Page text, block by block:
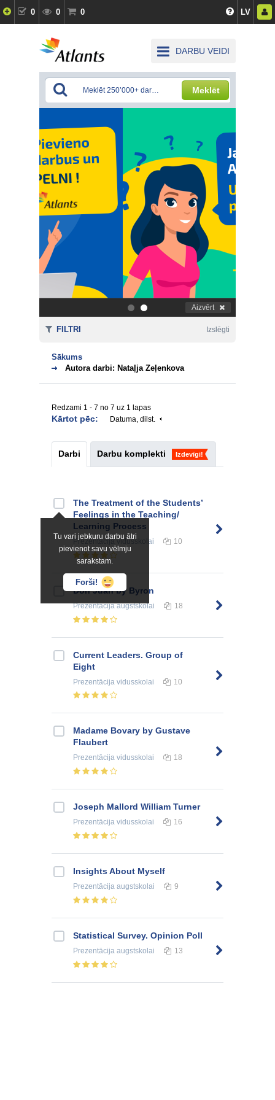
0 0 0 LV
DARBU VEIDI
Meklēt
. Aizvērt
Sākums
Autora darbi: Nataļja Zeļenkova
Redzami 1 - 7 no 7 uz 1 lapas
Kārtot pēc: Datuma, dilst.
Darbi Darbu komplekti Izdevīgi!
Tu vari jebkuru darbu ātri
pievienot savu vēlmju
sarakstam.
Forši!
The Treatment of the Students’
Feelings in the Teaching/
Learning Process
Prezentācijavidusskolai 10
Don Juan by Byron
Prezentācijaaugstskolai 18
Current Leaders. Group of
Eight
Prezentācija vidusskolai 10
Madame Bovary by Gustave
Flaubert
Prezentācija vidusskolai 18
Joseph Mallord William Turner
Prezentācija vidusskolai 16
Insights About Myself
Prezentācija augstskolai 9
Statistical Survey. Opinion Poll
Prezentācija augstskolai 13
FILTRI Izslēgti